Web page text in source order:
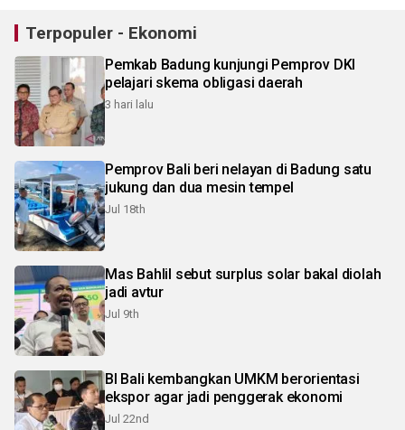
Terpopuler - Ekonomi
Pemkab Badung kunjungi Pemprov DKI
pelajari skema obligasi daerah
3 hari lalu
Pemprov Bali beri nelayan di Badung satu
jukung dan dua mesin tempel
Jul 18th
Mas Bahlil sebut surplus solar bakal diolah
jadi avtur
Jul 9th
BI Bali kembangkan UMKM berorientasi
ekspor agar jadi penggerak ekonomi
Jul 22nd